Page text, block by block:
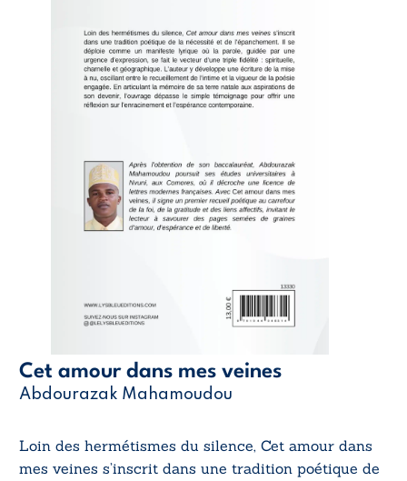
Cet amour dans mes veines
Abdourazak Mahamoudou
Loin des hermétismes du silence, Cet amour dans
mes veines s’inscrit dans une tradition poétique de